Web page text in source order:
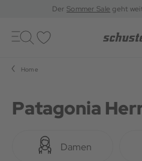
DerSommer Sale geht
Toggle
navigation
Home
Patagonia
Damen